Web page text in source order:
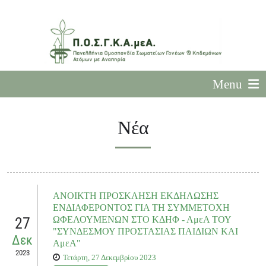
Menu
Νέα
27
Δεκ
2023
ΑΝΟΙΚΤΗ ΠΡΟΣΚΛΗΣΗ ΕΚΔΗΛΩΣΗΣ
ΕΝΔΙΑΦΕΡΟΝΤΟΣ ΓΙΑ ΤΗ ΣΥΜΜΕΤΟΧΗ
ΩΦΕΛΟΥΜΕΝΩΝ ΣΤΟ ΚΔΗΦ - ΑμεΑ ΤΟΥ
"ΣΥΝΔΕΣΜΟΥ ΠΡΟΣΤΑΣΙΑΣ ΠΑΙΔΙΩΝ ΚΑΙ
ΑμεΑ"
Τετάρτη, 27 Δεκεμβρίου 2023